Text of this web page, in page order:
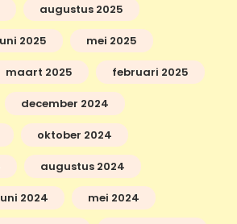
augustus 2025
2025 mei 2025
maart 2025 februari 2025
december 2024
oktober 2024
augustus 2024
2024 mei 2024